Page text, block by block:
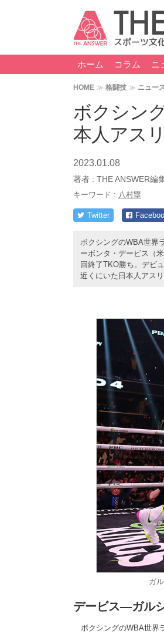
ホーム コラム ニ
HOME 格闘技 ニュー
ボクシン
本人アス
2023.01.08
著者 : THE ANSWER編
キーワード : 八村塁
Twitter
ボクシングのWBA世界
ーボンタ・デービス（
回終了TKO勝ち。デビ
近くにいた日本人アス
ガ
デービス―ガル
ボクシングのWBA世界